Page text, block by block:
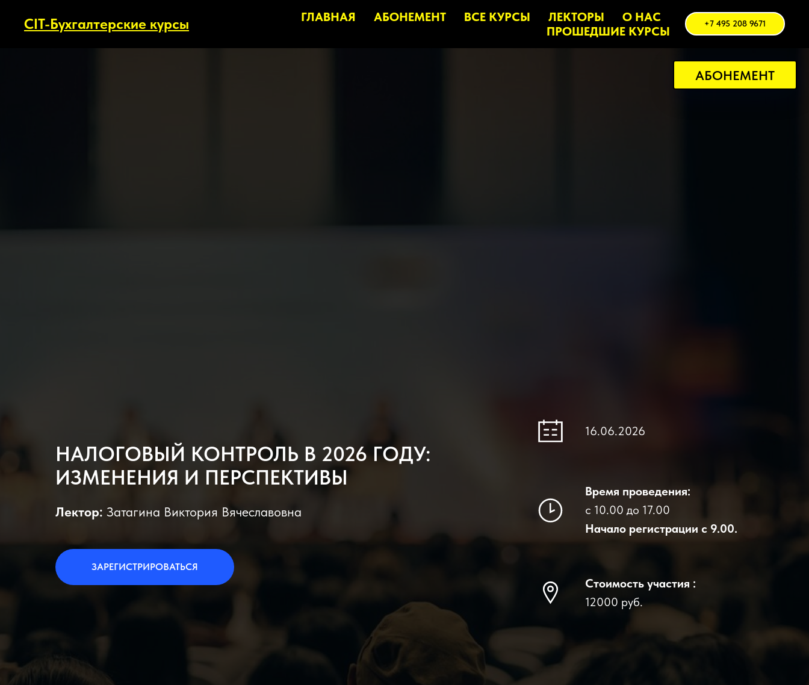
CIT-Бухгалтерские курсы ГЛАВНАЯ АБОНЕМЕНТ ВСЕ КУРСЫ ЛЕКТОРЫ
О НАС
ПРОШЕДШИЕ КУРСЫ
+7 495 208 9671
АБОНЕМЕНТ
НАЛОГОВЫЙ КОНТРОЛЬ В 2026 ГОДУ:
ИЗМЕНЕНИЯ И ПЕРСПЕКТИВЫ
Лектор: Затагина Виктория Вячеславовна
ЗАРЕГИСТРИРОВАТЬСЯ
16.06.2026
Время проведения:
с 10.00 до 17.00
Начало регистрации с 9.00.
Стоимость участия :
12000 руб.